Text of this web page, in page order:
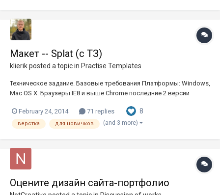
Макет -- Splat (с ТЗ)
klierikposted a topic in Practise Templates
Техническое задание. Базовые требования Платформы: Windows,
Mac OS X. Браузеры IE8 и выше Chrome последние 2 версии
движка Blink) Safari последнии 2 версии В качестве эталонного
браузера использо...
February 24, 2014 71 replies 8
верстка для новичков (and 3 more)
Оцените дизайн сайта-портфолио